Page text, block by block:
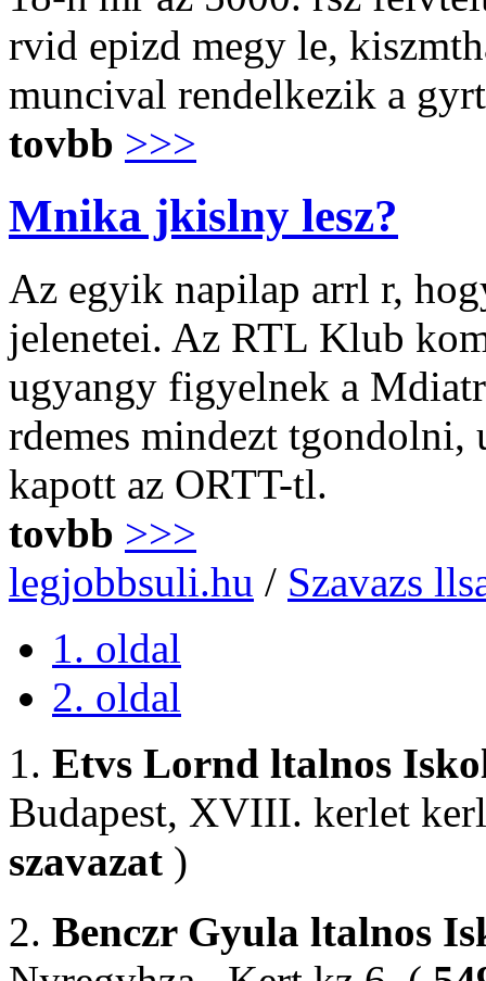
rvid epizd megy le,
muncival rendelkezik a
tovbb >>>
Mnika jkislny lesz?
Az egyik napilap arrl r,
jelenetei. Az RTL Klub
ugyangy figyelnek a
rdemes mindezt tgondolni,
kapott az ORTT-tl.
tovbb >>>
legjobbsuli.hu / Szavazs
1. oldal
2. oldal
1. Etvs Lornd ltalnos
Budapest, XVIII. kerlet
szavazat )
2. Benczr Gyula ltalnos